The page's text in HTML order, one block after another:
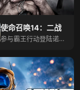
使命召唤14：二战
参与霸王行动登陆诺曼